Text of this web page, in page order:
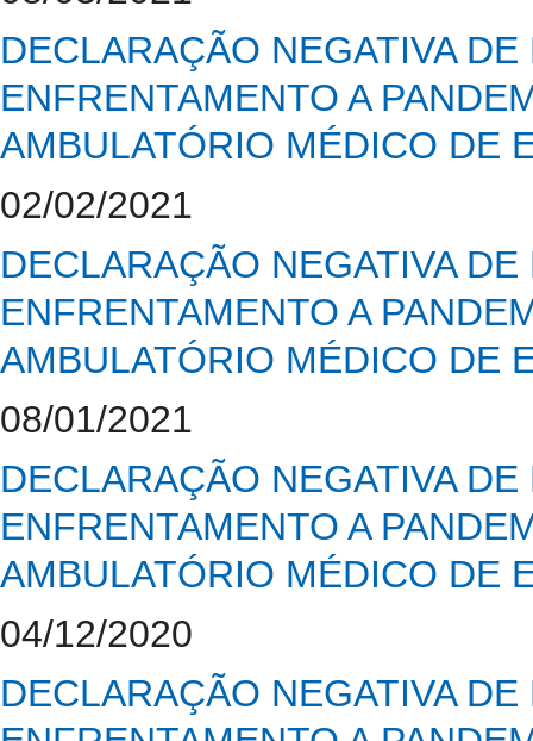
DECLARAÇÃO NEGATIVA
ENFRENTAMENTO A
AMBULATÓRIO MÉDICO DE
02/02/2021
DECLARAÇÃO NEGATIVA
ENFRENTAMENTO A
AMBULATÓRIO MÉDICO DE
08/01/2021
DECLARAÇÃO NEGATIVA
ENFRENTAMENTO A
AMBULATÓRIO MÉDICO DE
04/12/2020
DECLARAÇÃO NEGATIVA